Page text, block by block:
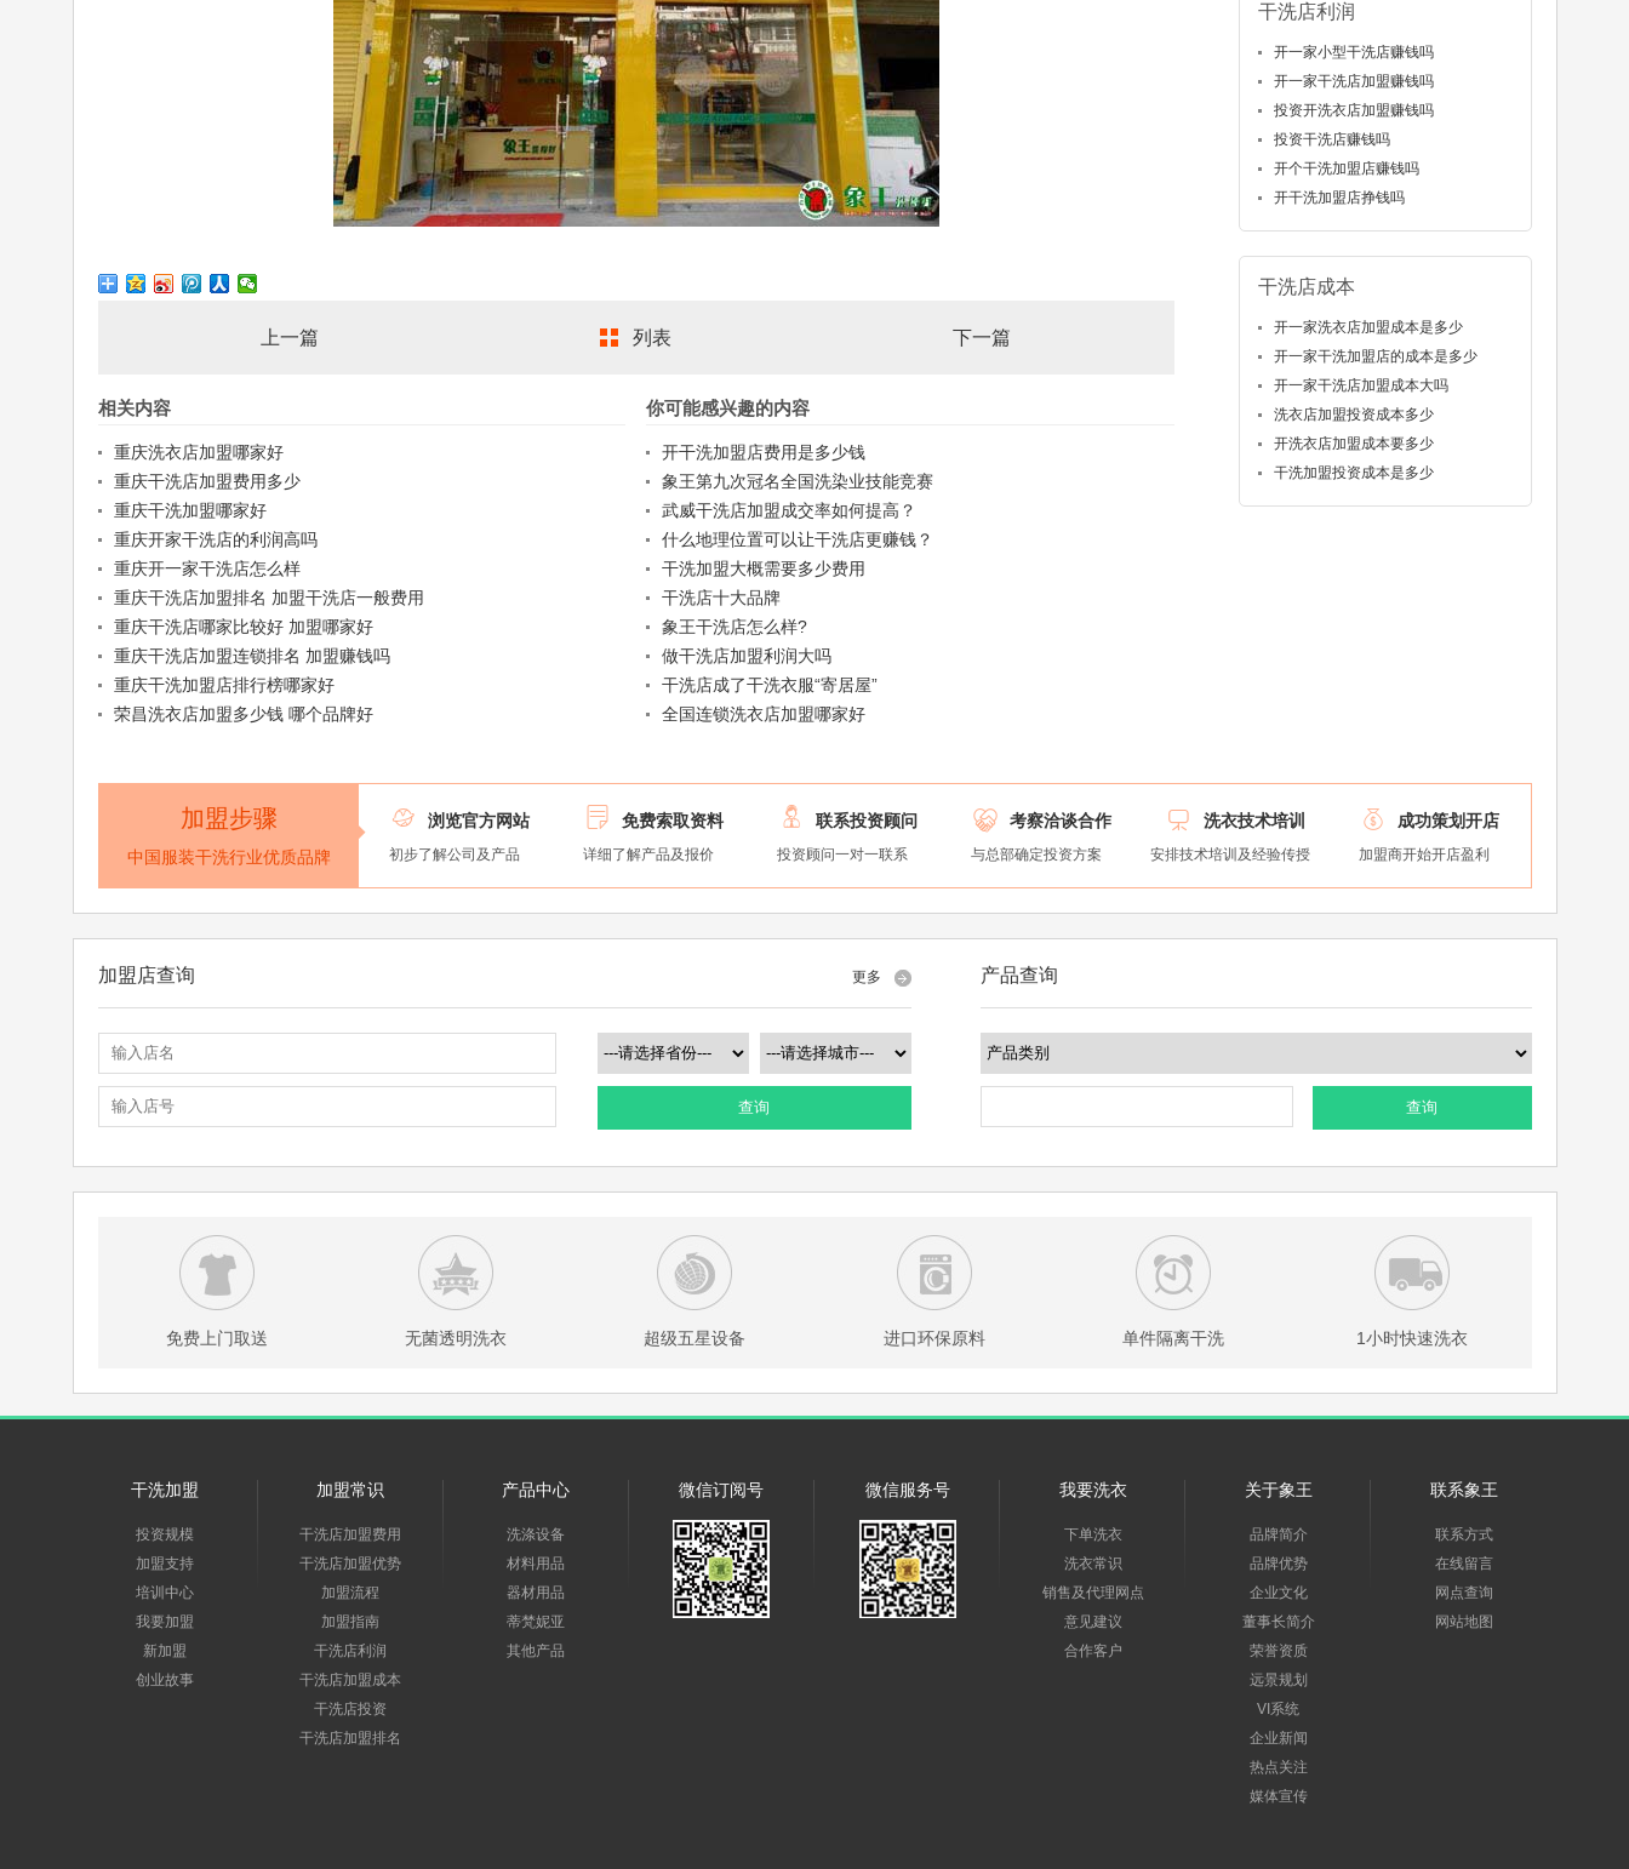
上一篇 列表 下一篇
相关内容
重庆洗衣店加盟哪家好
重庆干洗店加盟费用多少
重庆干洗加盟哪家好
重庆开家干洗店的利润高吗
重庆开一家干洗店怎么样
重庆干洗店加盟排名 加盟干洗店一般费用
重庆干洗店哪家比较好 加盟哪家好
重庆干洗店加盟连锁排名 加盟赚钱吗
重庆干洗加盟店排行榜哪家好
荣昌洗衣店加盟多少钱 哪个品牌好
你可能感兴趣的内容
开干洗加盟店费用是多少钱
象王第九次冠名全国洗染业技能竞赛
武威干洗店加盟成交率如何提高？
什么地理位置可以让干洗店更赚钱？
干洗加盟大概需要多少费用
干洗店十大品牌
象王干洗店怎么样?
做干洗店加盟利润大吗
干洗店成了干洗衣服“寄居屋”
全国连锁洗衣店加盟哪家好
干洗店利润
开一家小型干洗店赚钱吗
开一家干洗店加盟赚钱吗
投资开洗衣店加盟赚钱吗
投资干洗店赚钱吗
开个干洗加盟店赚钱吗
开干洗加盟店挣钱吗
干洗店成本
开一家洗衣店加盟成本是多少
开一家干洗加盟店的成本是多少
开一家干洗店加盟成本大吗
洗衣店加盟投资成本多少
开洗衣店加盟成本要多少
干洗加盟投资成本是多少
加盟步骤
中国服装干洗行业优质品牌
 浏览官方网站
初步了解公司及产品
 免费索取资料
详细了解产品及报价
 联系投资顾问
投资顾问一对一联系
 考察洽谈合作
与总部确定投资方案
 洗衣技术培训
安排技术培训及经验传授
 成功策划开店
加盟商开始开店盈利
加盟店查询 更多
查询
产品查询
查询
免费上门取送 无菌透明洗衣 超级五星设备 进口环保原料 单件隔离干洗 1小时快速洗衣
干洗加盟
投资规模
加盟支持
培训中心
我要加盟
新加盟
创业故事
加盟常识
干洗店加盟费用
干洗店加盟优势
加盟流程
加盟指南
干洗店利润
干洗店加盟成本
干洗店投资
干洗店加盟排名
产品中心
洗涤设备
材料用品
器材用品
蒂梵妮亚
其他产品
微信订阅号 微信服务号 我要洗衣
下单洗衣
洗衣常识
销售及代理网点
意见建议
合作客户
关于象王
品牌简介
品牌优势
企业文化
董事长简介
荣誉资质
远景规划
VI系统
企业新闻
热点关注
媒体宣传
联系象王
联系方式
在线留言
网点查询
网站地图